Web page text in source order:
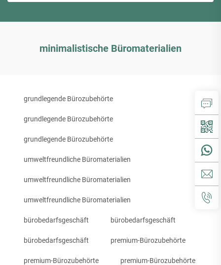
minimalistische Büromaterialien
grundlegende Bürozubehörte
grundlegende Bürozubehörte
grundlegende Bürozubehörte
umweltfreundliche Büromaterialien
umweltfreundliche Büromaterialien
umweltfreundliche Büromaterialien
bürobedarfsgeschäft bürobedarfsgeschäft
bürobedarfsgeschäft premium-Bürozubehörte
premium-Bürozubehörte premium-Bürozubehörte